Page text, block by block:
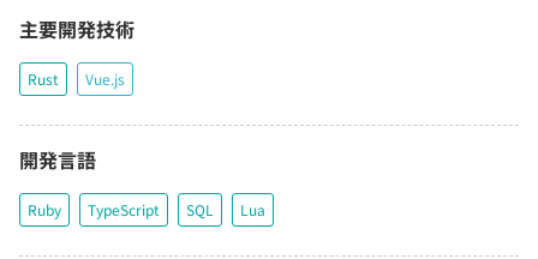
主要開発技術
Rust Vue.js
開発言語
Ruby TypeScript SQL Lua